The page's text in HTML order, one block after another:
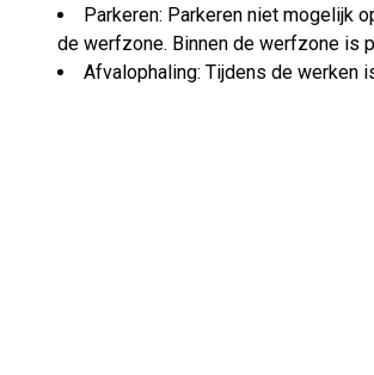
Parkeren: Parkeren niet mogelijk
de werfzone. Binnen de werfzone is
Afvalophaling: Tijdens de werken